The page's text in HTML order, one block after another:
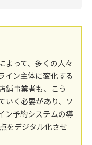
よって、多くの人々
イン主体に変化する
舗事業者も、こう
いく必要があり、ソ
ン予約システムの導
をデジタル化させ